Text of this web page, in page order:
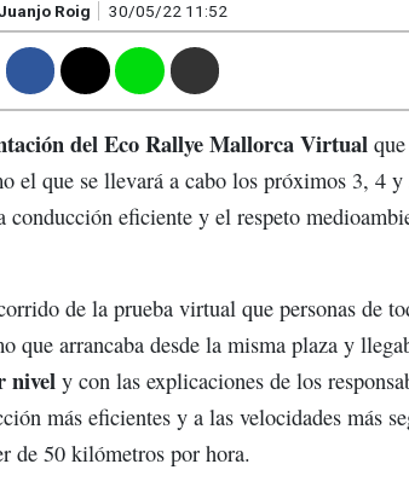
Roig 30/05/22 11:52
del Eco Rallye Mallorca Virtual
el que se llevará a cabo los próximos 3, 4
eficiente y el respeto
de la prueba virtual que personas de
que arrancaba desde la misma plaza y
nivel y con las explicaciones de los
más eficientes y a las velocidades más
de 50 kilómetros por hora.